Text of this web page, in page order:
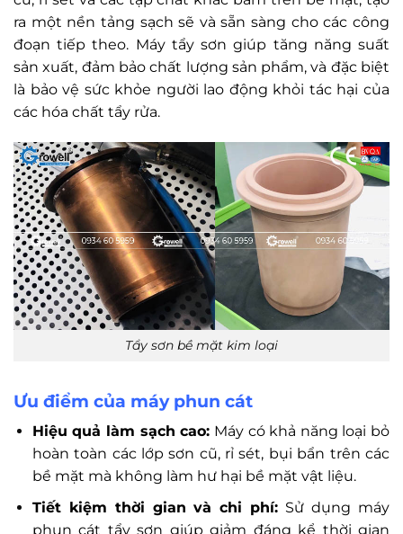
ra một nền tảng sạch sẽ và sẵn sàng cho các công
đoạn tiếp theo. Máy tẩy sơn giúp tăng năng suất
sản xuất, đảm bảo chất lượng sản phẩm, và đặc biệt
là bảo vệ sức khỏe người lao động khỏi tác hại của
các hóa chất tẩy rửa.
Tẩy sơn bề mặt kim loại
Ưu điểm của máy phun cát
Hiệu quả làm sạch cao: Máy có khả năng loại bỏ
hoàn toàn các lớp sơn cũ, rỉ sét, bụi bẩn trên các
bề mặt mà không làm hư hại bề mặt vật liệu.
Tiết kiệm thời gian và chi phí: Sử dụng máy
phun cát tẩy sơn giúp giảm đáng kể thời gian